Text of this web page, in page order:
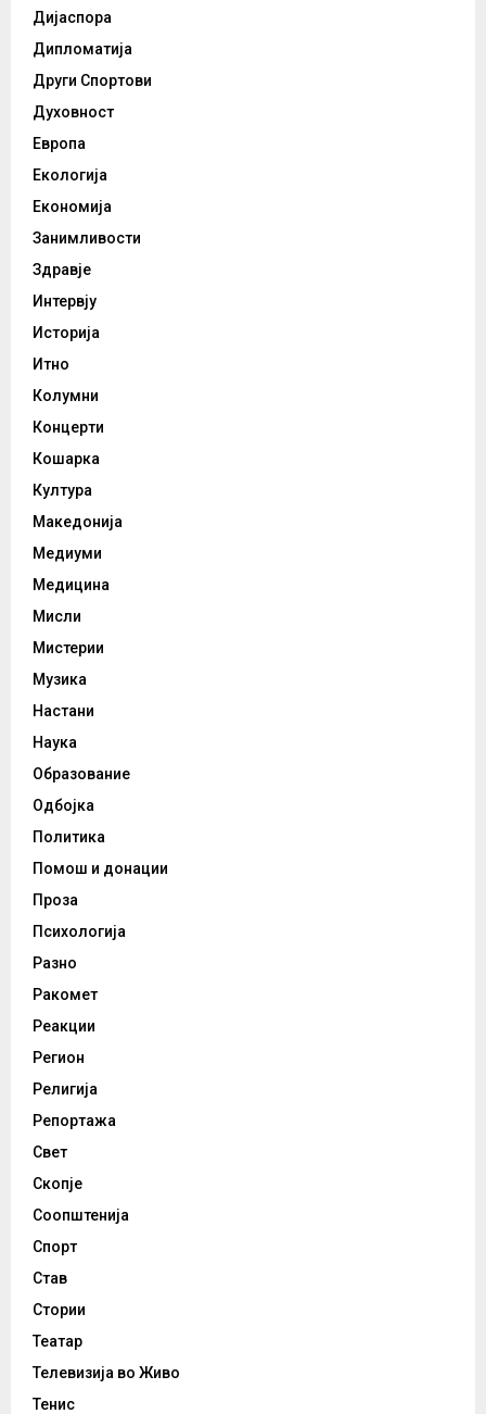
Дијаспора
Дипломатија
Други Спортови
Духовност
Европа
Екологија
Економија
Занимливости
Здравје
Интервју
Историја
Итно
Колумни
Концерти
Кошарка
Култура
Македонија
Медиуми
Медицина
Мисли
Мистерии
Музика
Настани
Наука
Образование
Одбојка
Политика
Помош и донации
Проза
Психологија
Разно
Ракомет
Реакции
Регион
Религија
Репортажа
Свет
Скопје
Соопштенија
Спорт
Став
Стории
Театар
Телевизија во Живо
Тенис